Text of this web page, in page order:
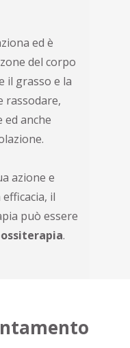
ed è
del corpo
il grasso e la
rassodare,
anche
azione e
il
può essere
.